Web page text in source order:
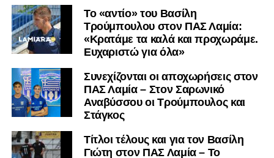
Το «αντίο» του Βασίλη
Τρούμπουλου στον ΠΑΣ Λαμία:
«Κρατάμε τα καλά και προχωράμε.
Ευχαριστώ για όλα»
Συνεχίζονται οι αποχωρήσεις στον
ΠΑΣ Λαμία – Στον Σαρωνικό
Αναβύσσου οι Τρούμπουλος και
Στάγκος
Τίτλοι τέλους και για τον Βασίλη
Γιώτη στον ΠΑΣ Λαμία – Το